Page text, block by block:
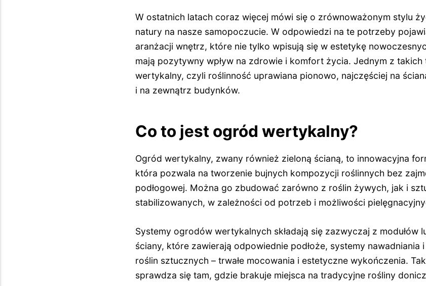
W ostatnich latach coraz więcej mówi się o zrównoważonym stylu
natury na nasze samopoczucie. W odpowiedzi na te potrzeby
aranżacji wnętrz, które nie tylko wpisują się w estetykę
mają pozytywny wpływ na zdrowie i komfort życia. Jednym z
wertykalny, czyli roślinność uprawiana pionowo, najczęściej na
i na zewnątrz budynków.
Co to jest ogród wertykalny?
Ogród wertykalny, zwany również zieloną ścianą, to innowacyjna
która pozwala na tworzenie bujnych kompozycji roślinnych bez
podłogowej. Można go zbudować zarówno z roślin żywych, jak i
stabilizowanych, w zależności od potrzeb i możliwości
Systemy ogrodów wertykalnych składają się zazwyczaj z modułów
ściany, które zawierają odpowiednie podłoże, systemy nawadniania
roślin sztucznych – trwałe mocowania i estetyczne wykończenia.
sprawdza się tam, gdzie brakuje miejsca na tradycyjne rośliny